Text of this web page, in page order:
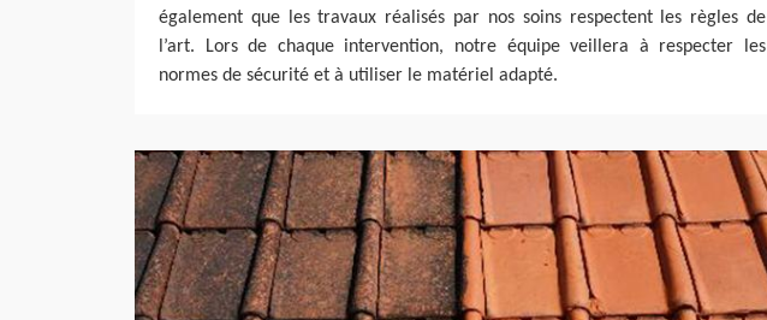
également que les travaux réalisés par nos soins respectent les règles de
l’art. Lors de chaque intervention, notre équipe veillera à respecter les
normes de sécurité et à utiliser le matériel adapté.